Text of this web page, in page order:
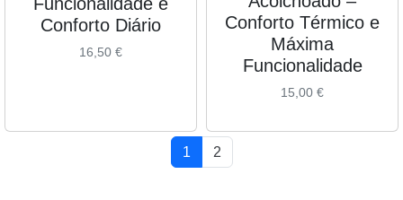
Conforto Diário
16,50 €
Conforto Térmico e
Máxima
Funcionalidade
15,00 €
Current Page
1 Page
2